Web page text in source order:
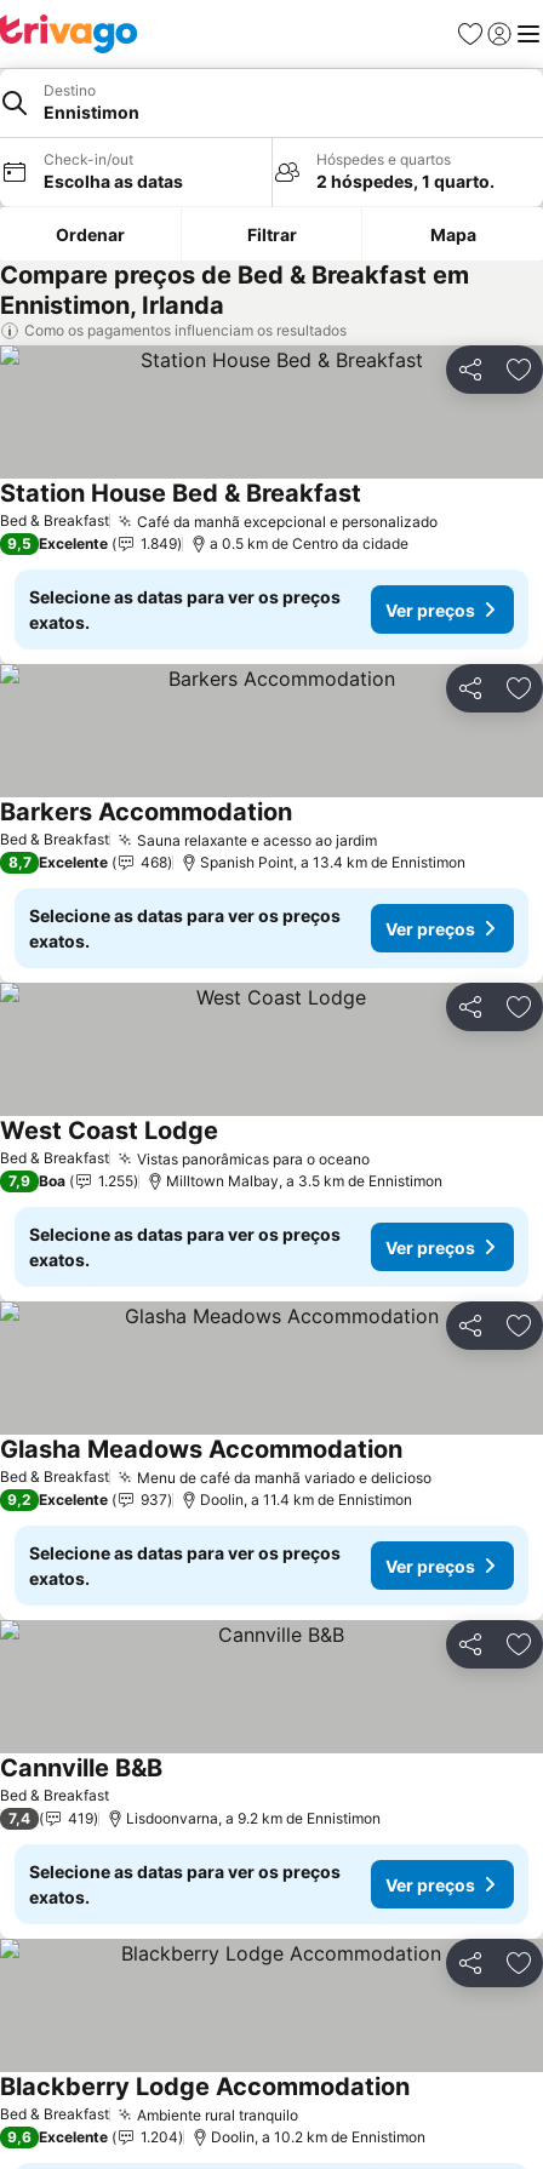
Favoritos
Iniciar
Destino
Ennistimon
Check-in/out
Escolha as datas
Hóspedes e quartos
2 hóspedes, 1 quarto.
Ordenar Filtrar Mapa
Compare preços de Bed & Breakfast em
Ennistimon, Irlanda
Como os pagamentos influenciam os resultados
Partilhar
Bed & Breakfast Café da manhã excepcional e personalizado
Station House Bed & Breakfast
9,5 Excelente 1.849 a 0.5 km de Centro da cidade
Selecione as datas para ver os preços
exatos.
Ver preços
Partilhar
Bed & Breakfast Sauna relaxante e acesso ao jardim
Barkers Accommodation
8,7 Excelente 468 Spanish Point, a 13.4 km de Ennistimon
Selecione as datas para ver os preços
exatos.
Ver preços
Partilhar
Bed & Breakfast Vistas panorâmicas para o oceano
West Coast Lodge
7,9 Boa 1.255 Milltown Malbay, a 3.5 km de Ennistimon
Selecione as datas para ver os preços
exatos.
Ver preços
Partilhar
Bed & Breakfast Menu de café da manhã variado e delicioso
Glasha Meadows Accommodation
9,2 Excelente 937 Doolin, a 11.4 km de Ennistimon
Selecione as datas para ver os preços
exatos.
Ver preços
Partilhar
Bed & Breakfast
Cannville B&B
7,4 419 Lisdoonvarna, a 9.2 km de Ennistimon
Selecione as datas para ver os preços
exatos.
Ver preços
Partilhar
Bed & Breakfast Ambiente rural tranquilo
Blackberry Lodge Accommodation
9,6 Excelente 1.204 Doolin, a 10.2 km de Ennistimon